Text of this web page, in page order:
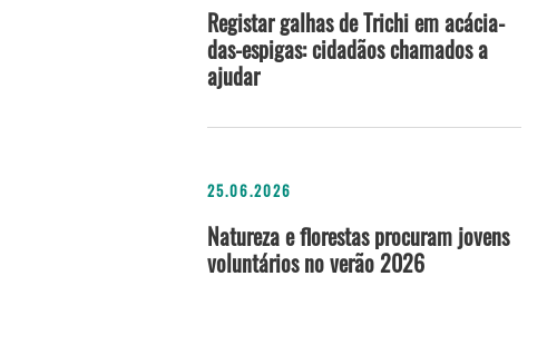
Registar galhas de Trichi em acácia-
das-espigas: cidadãos chamados a
ajudar
25.06.2026
Natureza e florestas procuram jovens
voluntários no verão 2026